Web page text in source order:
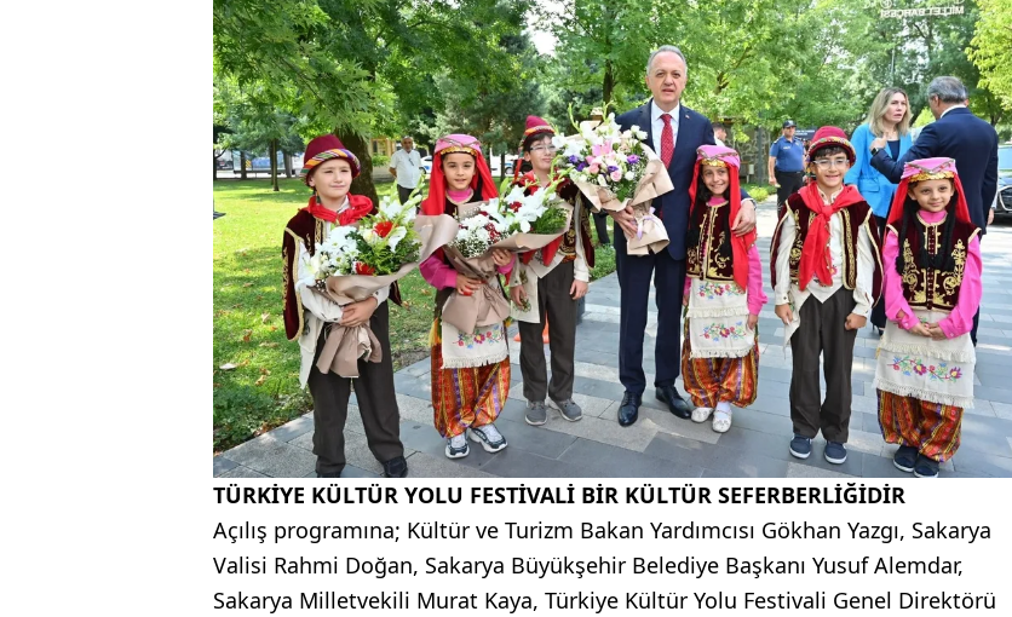
TÜRKİYE KÜLTÜR YOLU FESTİVALİ BİR KÜLTÜR SEFERBERLİĞİDİR
Açılış programına; Kültür ve Turizm Bakan Yardımcısı Gökhan Yazgı, Sakarya
Valisi Rahmi Doğan, Sakarya Büyükşehir Belediye Başkanı Yusuf Alemdar,
Sakarya Milletvekili Murat Kaya, Türkiye Kültür Yolu Festivali Genel Direktörü